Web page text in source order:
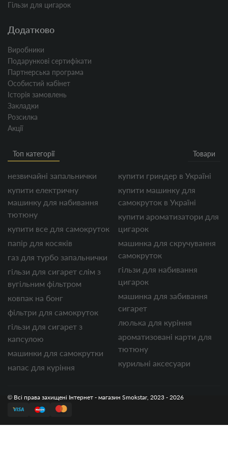
Гільзи для цигарок
Додатково
Виробники
Подарункові сертифікати
Партнерська програма
Особистий кабінет
Історія замовлень
Закладки
Розсилка
Акції
Топ категорії Товари
незвичайні запальнички
купити електричну
машинку для набивання
тютюну
купити все для самокруток
папір для косяків
газ для турбо запальнички
гільзи для сигарет слім з
вугільним фільтром
ковпак на бонг
фільтри для самокруток
гільзи для сигарет з
капсулою
машинки для самокрутки
напас для куріння
купити гриндер в Україні
купити машинку для
самокруток в Україні
купити ароматизатори для
цигарок
машинка для скручування
самокруток
гільзи для набивання
цигарок
машинка для забивання
сигарет
люлька для куріння
ароматизовані карти для
тютюну
курильні аксесуари
© Всі права захищені Інтернет - магазин Smokstar, 2023 - 2026